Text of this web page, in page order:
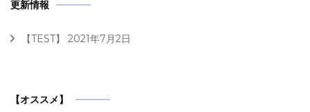
更新情報
【TEST】 2021年7月2日
【オススメ】